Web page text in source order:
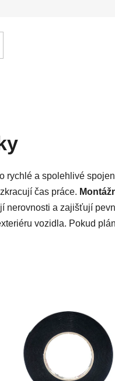
rychlé a spolehlivé
čas práce.
nerovnosti a zajišťují
vozidla. Pokud